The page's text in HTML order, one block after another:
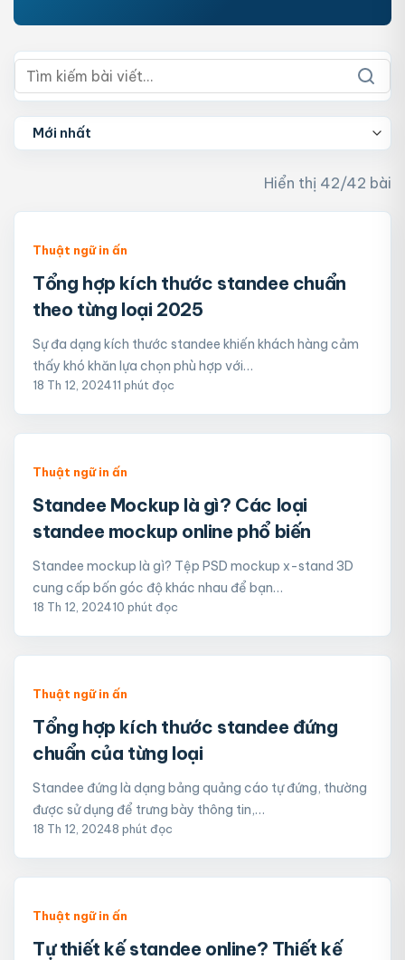
Hiển thị 42/42 bài
Thuật ngữ in ấn
Tổng hợp kích thước standee chuẩn
theo từng loại 2025
Sự đa dạng kích thước standee khiến khách hàng cảm
thấy khó khăn lựa chọn phù hợp với…
18 Th 12, 202411 phút đọc
Thuật ngữ in ấn
Standee Mockup là gì? Các loại
standee mockup online phổ biến
Standee mockup là gì? Tệp PSD mockup x-stand 3D
cung cấp bốn góc độ khác nhau để bạn…
18 Th 12, 202410 phút đọc
Thuật ngữ in ấn
Tổng hợp kích thước standee đứng
chuẩn của từng loại
Standee đứng là dạng bảng quảng cáo tự đứng, thường
được sử dụng để trưng bày thông tin,…
18 Th 12, 20248 phút đọc
Thuật ngữ in ấn
Tự thiết kế standee online? Thiết kế